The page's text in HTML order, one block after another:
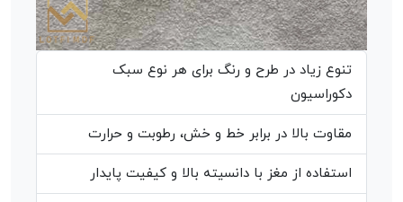
تنوع زیاد در طرح و رنگ برای هر نوع سبک
دکوراسیون
مقاوت بالا در برابر خط و خش، رطوبت و حرارت
استفاده از مغز با دانسیته بالا و کیفیت پایدار